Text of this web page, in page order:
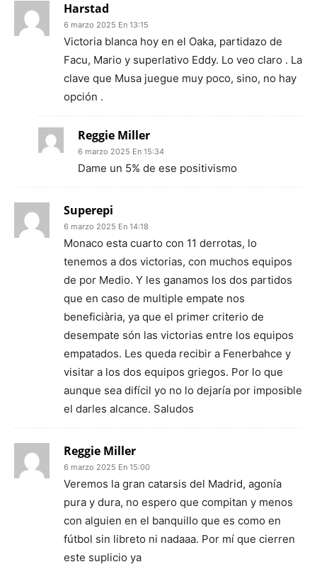
Harstad
6 marzo 2025 En 13:15
Victoria blanca hoy en el Oaka, partidazo de
Facu, Mario y superlativo Eddy. Lo veo claro . La
clave que Musa juegue muy poco, sino, no hay
opción .
Reggie Miller
6 marzo 2025 En 15:34
Dame un 5% de ese positivismo
Superepi
6 marzo 2025 En 14:18
Monaco esta cuarto con 11 derrotas, lo
tenemos a dos victorias, con muchos equipos
de por Medio. Y les ganamos los dos partidos
que en caso de multiple empate nos
beneficiària, ya que el primer criterio de
desempate són las victorias entre los equipos
empatados. Les queda recibir a Fenerbahce y
visitar a los dos equipos griegos. Por lo que
aunque sea difícil yo no lo dejaría por imposible
el darles alcance. Saludos
Reggie Miller
6 marzo 2025 En 15:00
Veremos la gran catarsis del Madrid, agonía
pura y dura, no espero que compitan y menos
con alguien en el banquillo que es como en
fútbol sin libreto ni nadaaa. Por mí que cierren
este suplicio ya